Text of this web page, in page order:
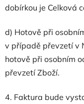
dobírkou je Celková
d) Hotově při
v případě převzetí v
hotově při osobním
převzetí Zboží.
4. Faktura bude